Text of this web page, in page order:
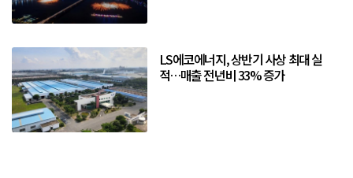
LS에코에너지, 상반기 사상 최대 실
적…매출 전년비 33% 증가